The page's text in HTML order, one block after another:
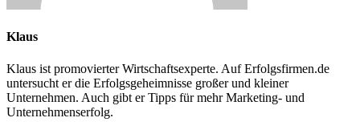
Klaus
Klaus ist promovierter Wirtschaftsexperte. Auf Erfolgsfirmen.de
untersucht er die Erfolgsgeheimnisse großer und kleiner
Unternehmen. Auch gibt er Tipps für mehr Marketing- und
Unternehmenserfolg.